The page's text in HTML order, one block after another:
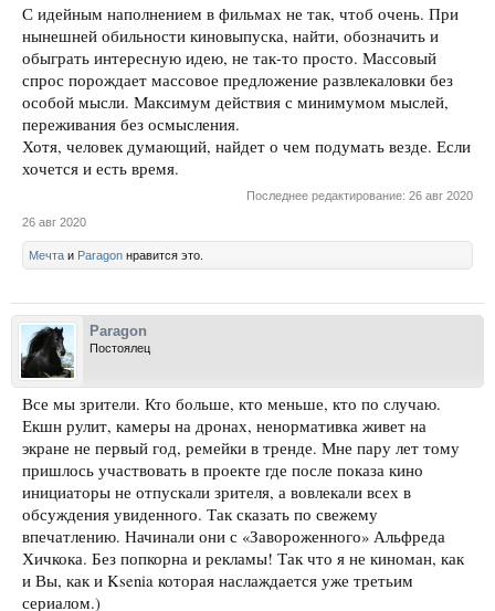
С идейным наполнением в фильмах не так, чтоб очень. При
нынешней обильности киновыпуска, найти, обозначить и
обыграть интересную идею, не так-то просто. Массовый
спрос порождает массовое предложение развлекаловки без
особой мысли. Максимум действия с минимумом мыслей,
переживания без осмысления.
Хотя, человек думающий, найдет о чем подумать везде. Если
хочется и есть время.
Последнее редактирование: 26 авг 2020
26 авг 2020
Мечта и Paragon нравится это.
Paragon
Постоялец
Все мы зрители. Кто больше, кто меньше, кто по случаю.
Екшн рулит, камеры на дронах, ненормативка живет на
экране не первый год, ремейки в тренде. Мне пару лет тому
пришлось участвовать в проекте где после показа кино
инициаторы не отпускали зрителя, а вовлекали всех в
обсуждения увиденного. Так сказать по свежему
впечатлению. Начинали они с «Завороженного» Альфреда
Хичкока. Без попкорна и рекламы! Так что я не киноман, как
и Вы, как и Ksenia которая наслаждается уже третьим
сериалом.)